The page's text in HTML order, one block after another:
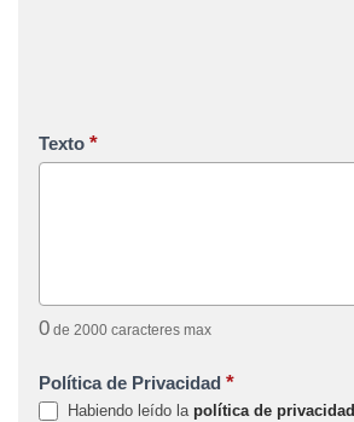
Texto *
0 de 2000 caracteres max
Política de Privacidad *
Habiendo leído la política de privacidad